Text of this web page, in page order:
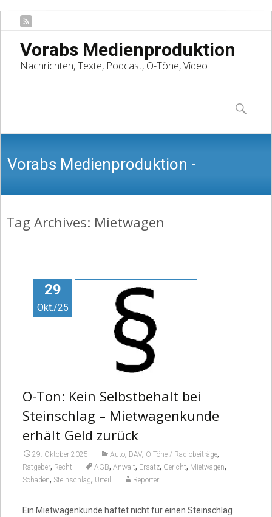
Vorabs Medienproduktion
Nachrichten, Texte, Podcast, O-Töne, Video
content
Suchen
nach:
Vorabs Medienproduktion -
Nachrichten, Texte, Podcast, O-Töne,
Video
Tag Archives: Mietwagen
29
Okt./25
O-Ton: Kein Selbstbehalt bei
Steinschlag – Mietwagenkunde
erhält Geld zurück
29. Oktober 2025 Auto, DAV, O-Töne / Radiobeiträge,
Ratgeber, Recht AGB, Anwalt, Ersatz, Gericht, Mietwagen,
Schaden, Steinschlag, Urteil Reporter
Ein Mietwagenkunde haftet nicht für einen Steinschlag